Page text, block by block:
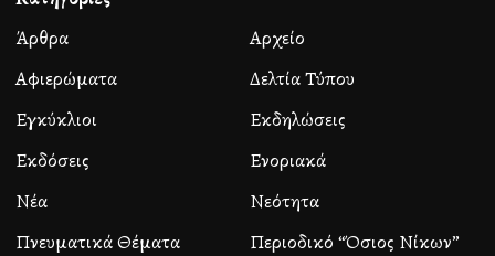
Άρθρα
Αρχείο
Αφιερώματα
Δελτία Τύπου
Εγκύκλιοι
Εκδηλώσεις
Εκδόσεις
Ενοριακά
Νέα
Νεότητα
Πνευματικά Θέματα
Περιοδικό “Όσιος Νίκων”